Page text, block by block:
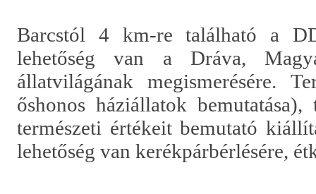
Barcstól 4 km-re található a
lehetőség van a Dráva,
állatvilágának megismerésére.
őshonos háziállatok
természeti értékeit bemutató
lehetőség van kerékpárbérlésére,